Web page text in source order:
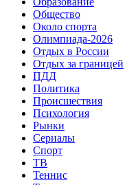
Общество
Около спорта
Олимпиада-2026
Отдых в России
Отдых за границей
ПДД
Политика
Происшествия
Психология
Рынки
Сериалы
Спорт
ТВ
Теннис